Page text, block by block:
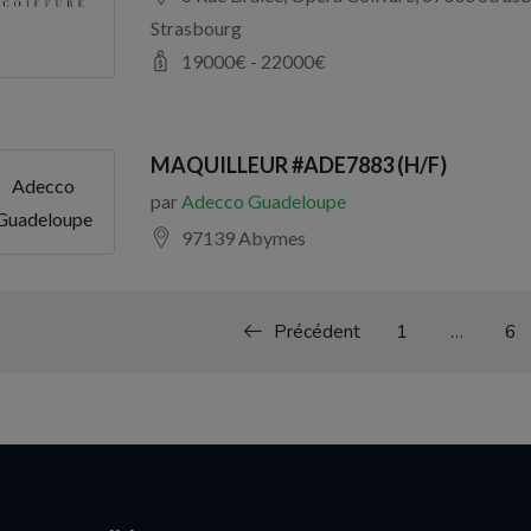
Strasbourg
19000€ - 22000€
Adecco
MAQUILLEUR #ADE7883 (H/F)
parAdecco Guadeloupe
97139 Abymes
Précédent 1 … 6